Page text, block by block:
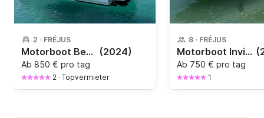
2 · FRÉJUS
Motorboot Beneteau Flyer 9 450PS (2024)
Ab 850 € pro tag
2 · Topvermieter
8 · FRÉJUS
Motorboot Invictus 270 FX Invictus 270 FX 300PS
Ab 750 € pro tag
1